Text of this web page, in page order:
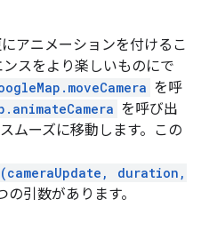
アニメーションを付けるこ
スをより楽しいものにで
を呼
を呼び出
ムーズに移動します。この
duration,
の引数があります。